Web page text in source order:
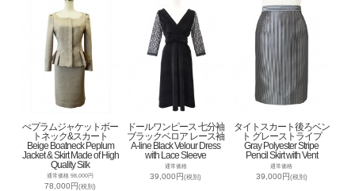
ぺプラムジャケットボー
トネック&スカート
Beige Boatneck Peplum
Jacket & Skirt Made of High
Quality Silk
通常価格 98,000円
78,000円(税別)
ドールワンピース 七分袖
ブラックベロア レース袖
A-line Black Velour Dress
with Lace Sleeve
通常価格
39,000円(税別)
タイトスカート後ろベン
ト グレーストライプ
Gray Polyester Stripe
Pencil Skirt with Vent
通常価格
39,000円(税別)